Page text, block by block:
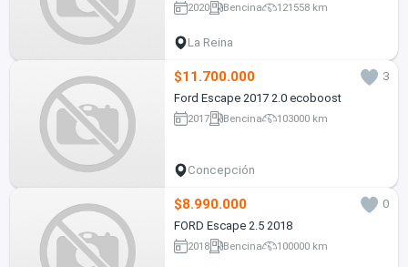
2020 Bencina 121558 km
La Reina
$11.700.000
3
Ford Escape 2017 2.0 ecoboost
2017 Bencina 103000 km
Concepción
$8.990.000
0
FORD Escape 2.5 2018
2018 Bencina 100000 km